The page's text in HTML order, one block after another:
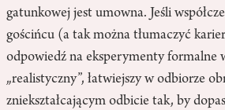
gatunkowej jest umowna. Jeśli
gościńcu (a tak można tłumaczyć
odpowiedź na eksperymenty formalne
„realistyczny”, łatwiejszy w odbiorze
zniekształcającym odbicie tak, by